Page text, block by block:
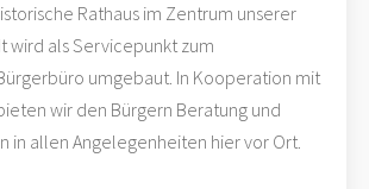
Rathaus im Zentrum unserer
wird als Servicepunkt zum
umgebaut. In Kooperation mit
wir den Bürgern Beratung und
in allen Angelegenheiten hier vor Ort.